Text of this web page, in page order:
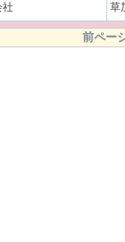
社 草
前ペー